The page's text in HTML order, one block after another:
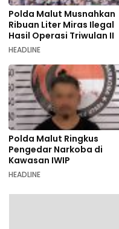
Polda Malut Musnahkan
Ribuan Liter Miras Ilegal
Hasil Operasi Triwulan II
HEADLINE
Polda Malut Ringkus
Pengedar Narkoba di
Kawasan IWIP
HEADLINE